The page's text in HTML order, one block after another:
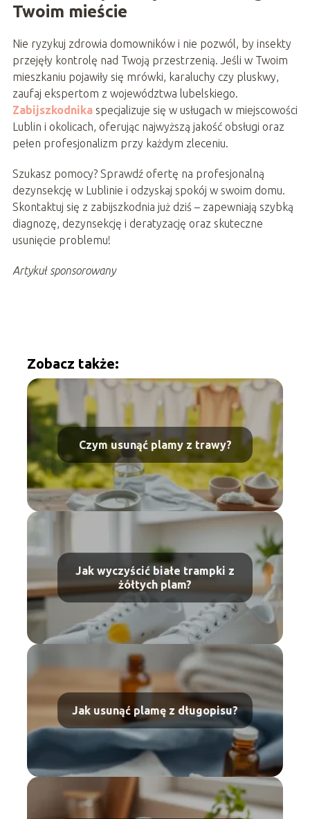
Twoim mieście
Nie ryzykuj zdrowia domowników i nie pozwól, by insekty
przejęły kontrolę nad Twoją przestrzenią. Jeśli w Twoim
mieszkaniu pojawiły się mrówki, karaluchy czy pluskwy,
zaufaj ekspertom z województwa lubelskiego.
Zabijszkodnikaspecjalizuje się w usługach w miejscowości
Lublin i okolicach, oferując najwyższą jakość obsługi oraz
pełen profesjonalizm przy każdym zleceniu.
Szukasz pomocy? Sprawdź ofertę na profesjonalną
dezynsekcję w Lublinie i odzyskaj spokój w swoim domu.
Skontaktuj się z zabijszkodnia już dziś – zapewniają szybką
diagnozę, dezynsekcję i deratyzację oraz skuteczne
usunięcie problemu!
Artykuł sponsorowany
Zobacz także:
Czym usunąć plamy z trawy?
Jak wyczyścić białe trampki z
żółtych plam?
Jak usunąć plamę z długopisu?